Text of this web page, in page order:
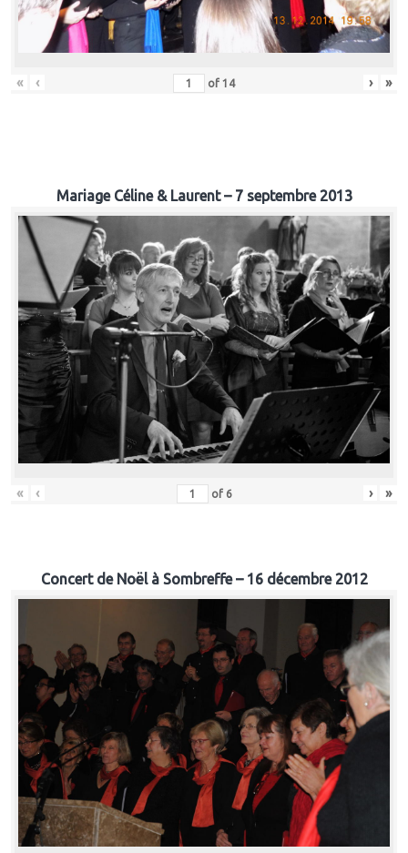
« ‹ of 14 › »
Mariage Céline & Laurent – 7 septembre 2013
« ‹ of 6 › »
Concert de Noël à Sombreffe – 16 décembre 2012